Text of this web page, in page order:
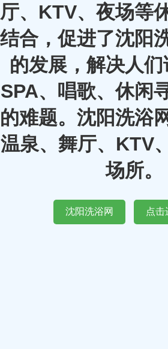
厅、KTV、夜场等
结合，促进了沈阳
的发展，解决人们
SPA、唱歌、休闲
的难题。沈阳洗浴
温泉、舞厅、KTV
场所。
沈阳洗浴网 点击